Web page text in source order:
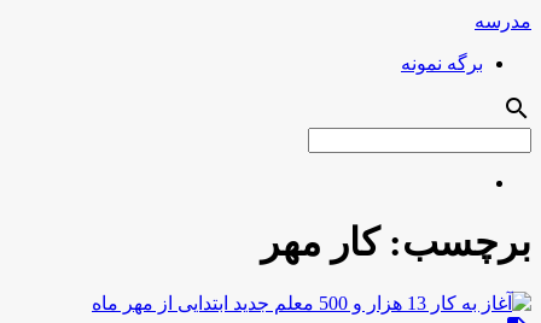
مدرسه
برگه نمونه
search
برچسب:کار مهر